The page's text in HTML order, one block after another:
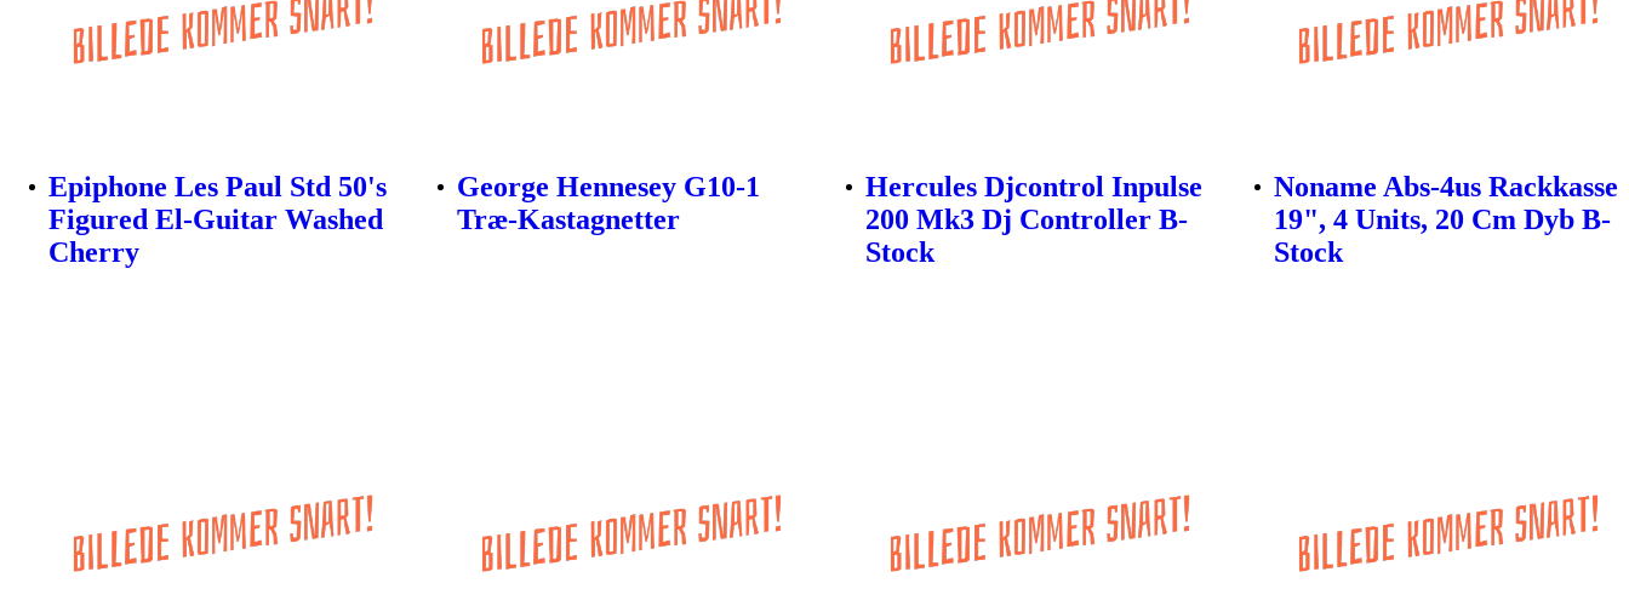
Epiphone Les Paul Std 50's
Figured El-Guitar Washed
Cherry
George Hennesey G10-1
Træ-Kastagnetter
Hercules Djcontrol Inpulse
200 Mk3 Dj Controller B-
Stock
Noname Abs-4us Rackkasse
19", 4 Units, 20 Cm Dyb B-
Stock